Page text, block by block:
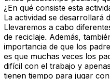
¿En qué consiste esta
La actividad se desarrollará
Llevaremos a cabo
de reciclaje. Además,
importancia de que los
es que muchas veces los
difícil con el trabajo y
tienen tiempo para jugar